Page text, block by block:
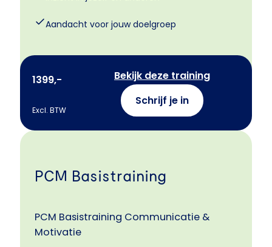
Aandacht voor jouw doelgroep
1399,-
Excl. BTW
Bekijk deze training
Schrijf je in
PCM Basistraining
PCM Basistraining Communicatie &
Motivatie